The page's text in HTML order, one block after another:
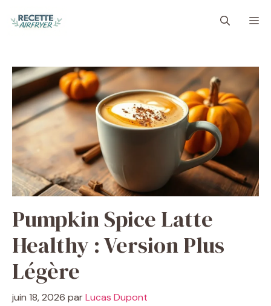
Pumpkin Spice Latte
Healthy : Version Plus
Légère
juin 18, 2026 parLucas Dupont